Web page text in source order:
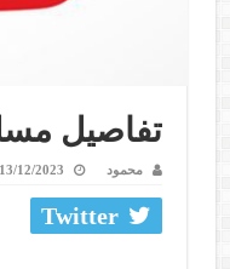
تفاصيل
محمود 13/12/2023
Twitter